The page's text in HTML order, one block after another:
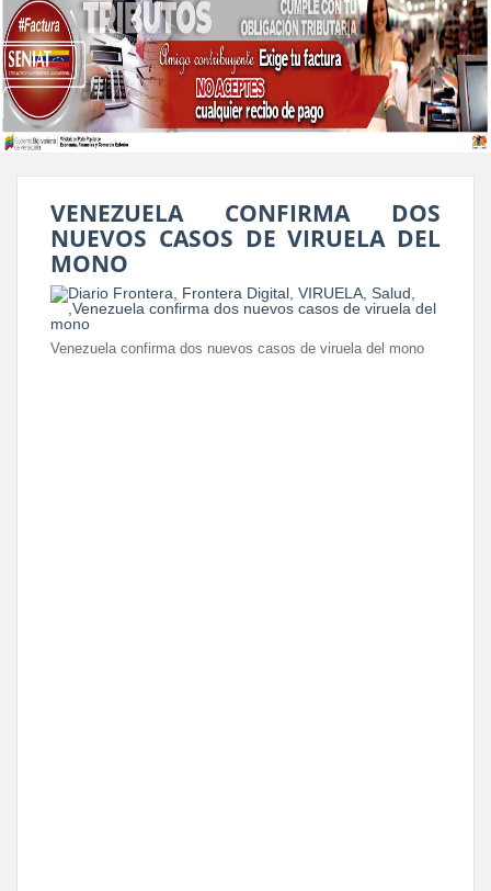
VENEZUELA CONFIRMA DOS
NUEVOS CASOS DE VIRUELA DEL
MONO
Venezuela confirma dos nuevos casos de viruela del mono